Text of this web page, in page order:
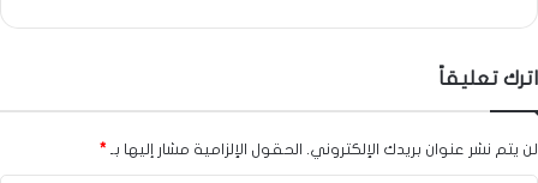
اترك تعليقاً
لن يتم نشر عنوان بريدك الإلكتروني. الحقول الإلزامية مشار إليها بـ *